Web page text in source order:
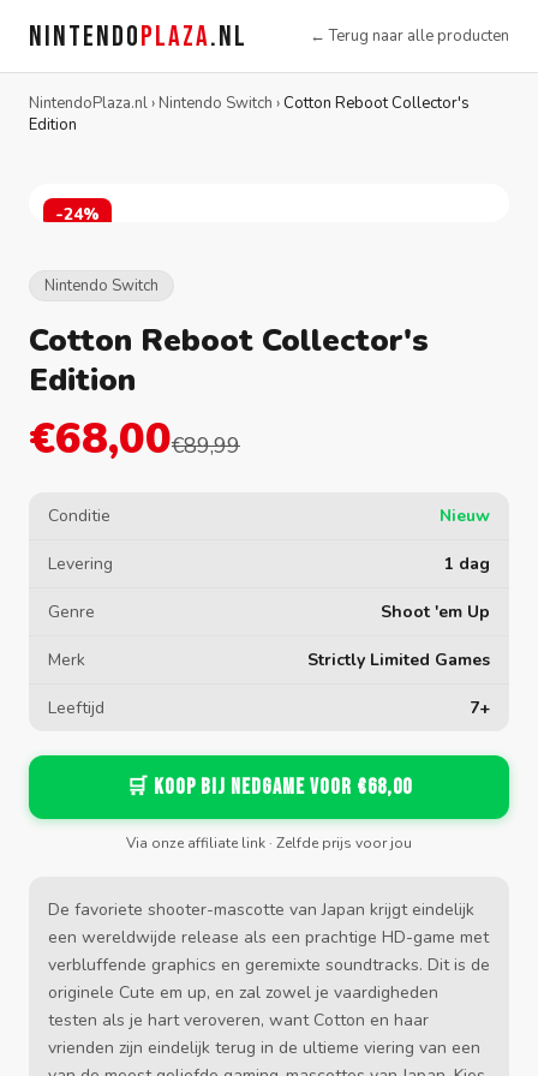
NINTENDOPLAZA.NL ← Terug naar alle producten
NintendoPlaza.nl› Nintendo Switch › Cotton Reboot Collector's
Edition
-24%
Nintendo Switch
Cotton Reboot Collector's
Edition
€68,00€89,99
Conditie Nieuw
Levering 1 dag
Genre Shoot 'em Up
Merk Strictly Limited Games
Leeftijd 7+
🛒 Koop bij Nedgame voor €68,00
Via onze affiliate link · Zelfde prijs voor jou
De favoriete shooter-mascotte van Japan krijgt eindelijk
een wereldwijde release als een prachtige HD-game met
verbluffende graphics en geremixte soundtracks. Dit is de
originele Cute em up, en zal zowel je vaardigheden
testen als je hart veroveren, want Cotton en haar
vrienden zijn eindelijk terug in de ultieme viering van een